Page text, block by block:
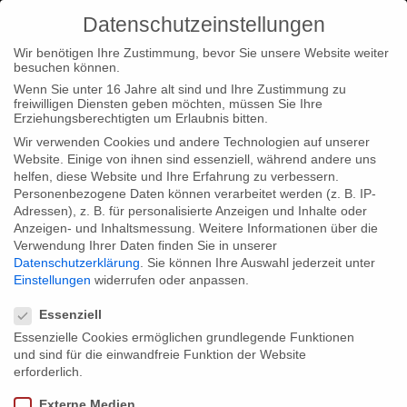
Home Startseite
Webprojekt #uploading_holocaust ist
„Ausgezeichneter Ort im Land der Ideen“
Webprojekt #uploading_holocaust ist
„Ausgezeichneter Ort im Land der
Unser Webprojekt #uploading_holocaust wurde als eins der 100
Datenschutzeinstellungen
Wir benötigen Ihre Zustimmung, bevor Sie unsere Website weiter
besuchen können.
Wenn Sie unter 16 Jahre alt sind und Ihre Zustimmung zu
freiwilligen Diensten geben möchten, müssen Sie Ihre
Erziehungsberechtigten um Erlaubnis bitten.
Wir verwenden Cookies und andere Technologien auf unserer
Website. Einige von ihnen sind essenziell, während andere uns
helfen, diese Website und Ihre Erfahrung zu verbessern.
Personenbezogene Daten können verarbeitet werden (z. B. IP-
Adressen), z. B. für personalisierte Anzeigen und Inhalte oder
Anzeigen- und Inhaltsmessung. Weitere Informationen über die
Verwendung Ihrer Daten finden Sie in unserer
Datenschutzerklärung
Sie können Ihre Auswahl jederzeit unter
Einstellungen widerrufen oder anpassen.
Essenziell
Essenzielle Cookies ermöglichen grundlegende Funktionen
und sind für die einwandfreie Funktion der Website
erforderlich.